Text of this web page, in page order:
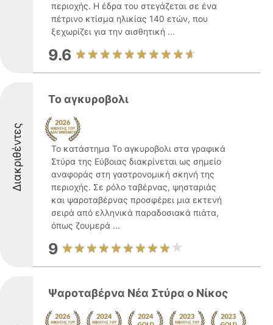
περιοχής. Η έδρα του στεγάζεται σε ένα
πέτρινο κτίσμα ηλικίας 140 ετών, που
ξεχωρίζει για την αισθητική ...
9.6
Διακριθέντες
Το αγκυροβολι
Το κατάστημα Το αγκυροβολι στα γραφικά
Στύρα της Εύβοιας διακρίνεται ως σημείο
αναφοράς στη γαστρονομική σκηνή της
περιοχής. Σε ρόλο ταβέρνας, ψησταριάς
και ψαροταβέρνας προσφέρει μια εκτενή
σειρά από ελληνικά παραδοσιακά πιάτα,
όπως ζουμερά ...
9
Ψαροταβέρνα Νέα Στύρα ο Νίκος